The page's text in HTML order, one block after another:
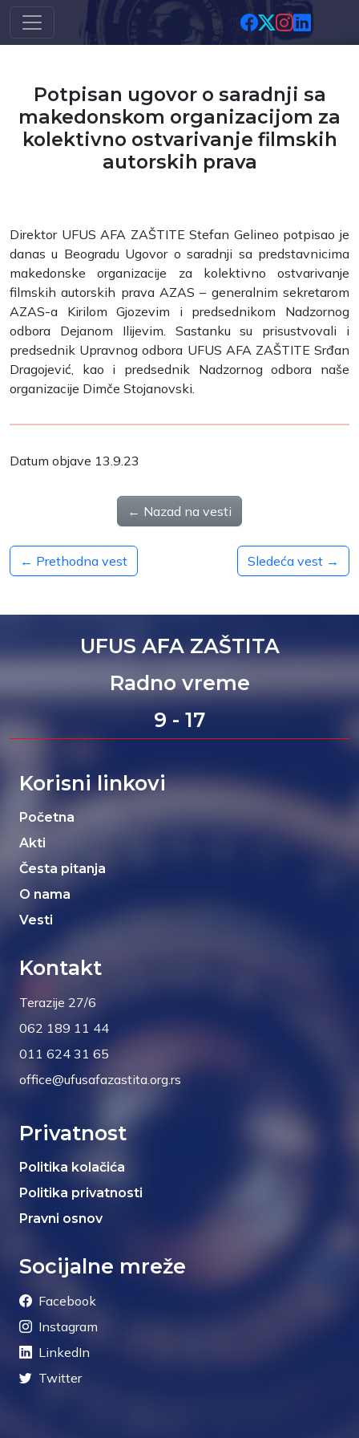
Skip to main content
Potpisan ugovor o saradnji sa
makedonskom organizacijom za
kolektivno ostvarivanje filmskih
autorskih prava
Direktor UFUS AFA ZAŠTITE Stefan Gelineo potpisao je
danas u Beogradu Ugovor o saradnji sa predstavnicima
makedonske organizacije za kolektivno ostvarivanje
filmskih autorskih prava AZAS – generalnim sekretarom
AZAS-a Kirilom Gjozevim i predsednikom Nadzornog
odbora Dejanom Ilijevim. Sastanku su prisustvovali i
predsednik Upravnog odbora UFUS AFA ZAŠTITE Srđan
Dragojević, kao i predsednik Nadzornog odbora naše
organizacije Dimče Stojanovski.
Datum objave 13.9.23
← Nazad na vesti
← Prethodna vest Sledeća vest →
UFUS AFA ZAŠTITA
Radno vreme
9 - 17
Korisni linkovi
Početna
Akti
Česta pitanja
O nama
Vesti
Kontakt
Terazije 27/6
062 189 11 44
011 624 31 65
office@ufusafazastita.org.rs
Privatnost
Politika kolačića
Politika privatnosti
Pravni osnov
Socijalne mreže
Facebook
Instagram
LinkedIn
Twitter